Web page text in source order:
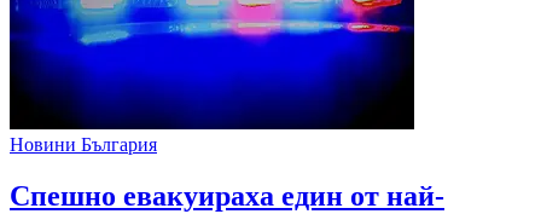
Новини България
Спешно евакуираха един от най-